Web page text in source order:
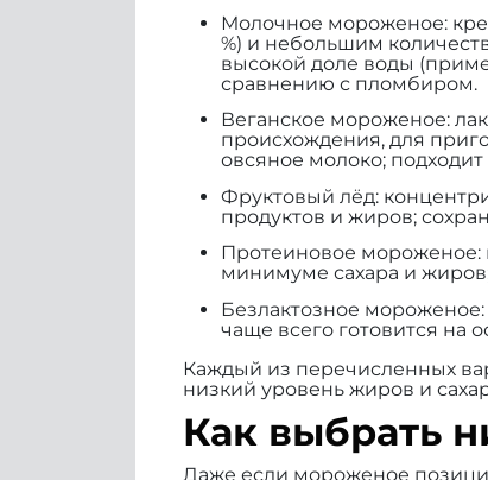
Молочное мороженое:
%) и небольшим
высокой доле воды
сравнению с пломбиром.
Веганское мороженое:
происхождения, для
овсяное молоко;
Фруктовый лёд:
продуктов и жиров;
Протеиновое мороженое:
минимуме сахара и
Безлактозное
чаще всего готовится на
Каждый из перечисленных
низкий уровень жиров и
Как выбрать
Даже если мороженое